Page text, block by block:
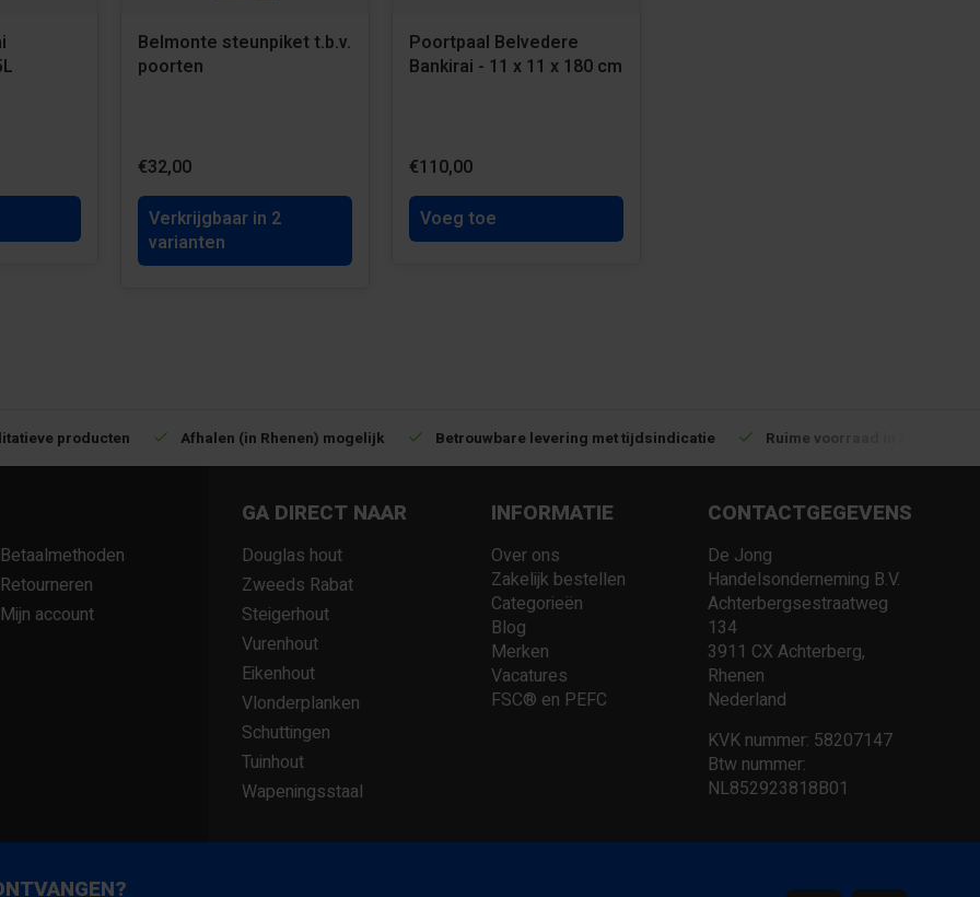
Belmonte steunpiket t.b.v.
poorten
€32,00
Verkrijgbaar in 2
varianten
Poortpaal Belvedere
Bankirai - 11 x 11 x 180 cm
€110,00
Voeg toe
producten Afhalen (in Rhenen) mogelijk Betrouwbare levering met tijdsindicatie Ruime voorraad in
Betaalmethoden
Retourneren
Mijn account
GA DIRECT NAAR
Douglas hout
Zweeds Rabat
Steigerhout
Vurenhout
Eikenhout
Vlonderplanken
Schuttingen
Tuinhout
Wapeningsstaal
INFORMATIE
Over ons
Zakelijk bestellen
Categorieën
Blog
Merken
Vacatures
FSC® en PEFC
CONTACTGEGEVENS
De Jong
Handelsonderneming B.V.
Achterbergsestraatweg
134
3911 CX Achterberg,
Rhenen
Nederland
KVK nummer: 58207147
Btw nummer:
NL852923818B01